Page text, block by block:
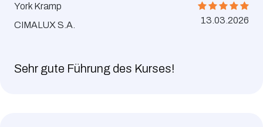
York Kramp
CIMALUX S.A.
13.03.2026
Sehr gute Führung des Kurses!